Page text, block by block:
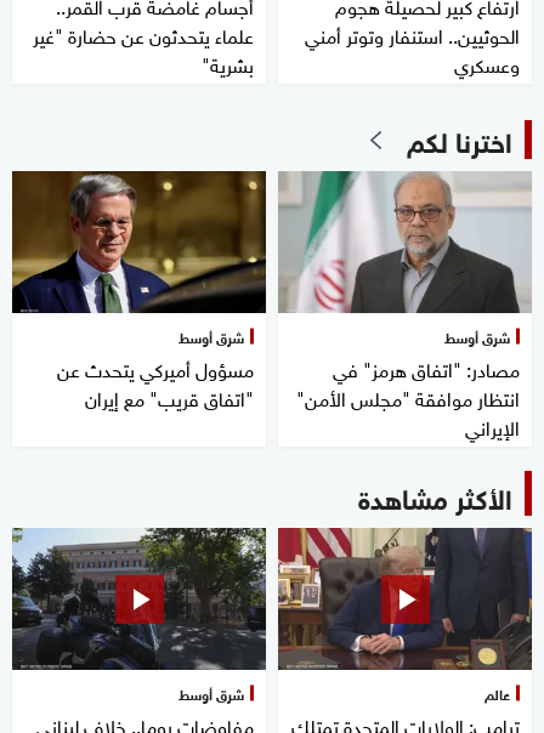
الحوثيين.. استنفار وتوتر أمني
وعسكري
علماء يتحدثون عن حضارة "غير
بشرية"
اخترنا لكم
شرق أوسط
مصادر: "اتفاق هرمز" في
انتظار موافقة "مجلس الأمن"
الإيراني
شرق أوسط
مسؤول أميركي يتحدث عن
"اتفاق قريب" مع إيران
الأكثر مشاهدة
عالم
ترامب: الولايات المتحدة تمتلك
شرق أوسط
مفاوضات روما.. خلاف لبناني